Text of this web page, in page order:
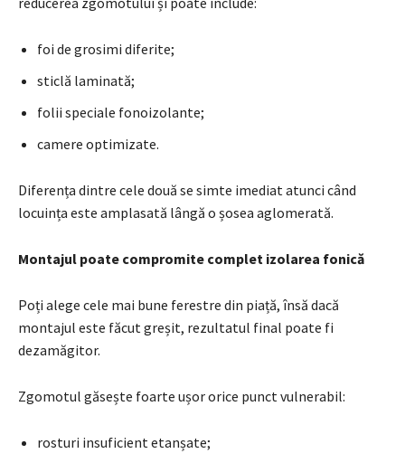
foi de grosimi diferite;
sticlă laminată;
folii speciale fonoizolante;
camere optimizate.
Diferența dintre cele două se simte imediat atunci când
locuința este amplasată lângă o șosea aglomerată.
Montajul poate compromite complet izolarea fonică
Poți alege cele mai bune ferestre din piață, însă dacă
montajul este făcut greșit, rezultatul final poate fi
dezamăgitor.
Zgomotul găsește foarte ușor orice punct vulnerabil:
rosturi insuficient etanșate;